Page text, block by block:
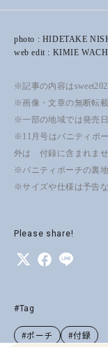
photo : HIDETAKE
web edit : KIMIE
※記事の内容は
※画像・文章の無断転
※一部の地域では発売日
※11月号はバニティポ
外は 付録に含まれませ
※バニティポーチの裏
※サイズや仕様は予告
Please share!
#Tag
#ポーチ #付録